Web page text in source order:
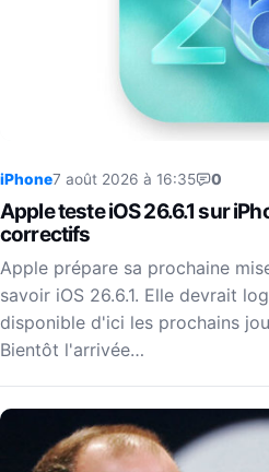
iPhone7 août 2026 à 16:35 0
Apple teste iOS 26.6.1 sur
correctifs
Apple prépare sa prochaine
savoir iOS 26.6.1. Elle devrait
disponible d'ici les prochains
Bientôt l'arrivée…